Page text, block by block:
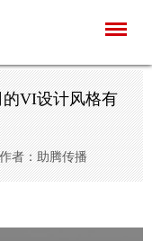
VI设计风格有
者：助腾传播